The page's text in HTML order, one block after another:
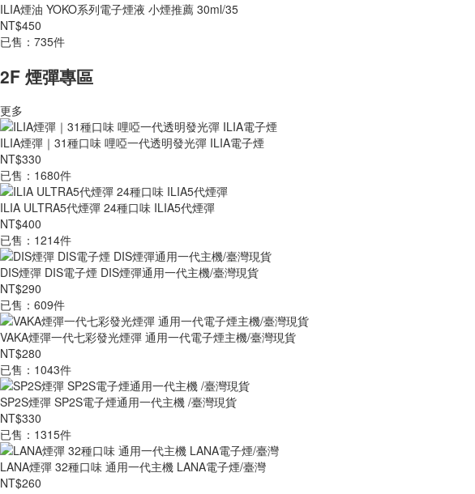
ILIA煙油 YOKO系列電子煙液 小煙推薦 30ml/35
NT$450
已售：735件
2F 煙彈專區
更多
ILIA煙彈｜31種口味 哩啞一代透明發光彈 ILIA電子煙
NT$330
已售：1680件
ILIA ULTRA5代煙彈 24種口味 ILIA5代煙彈
NT$400
已售：1214件
DIS煙彈 DIS電子煙 DIS煙彈通用一代主機/臺灣現貨
NT$290
已售：609件
VAKA煙彈一代七彩發光煙彈 通用一代電子煙主機/臺灣現貨
NT$280
已售：1043件
SP2S煙彈 SP2S電子煙通用一代主機 /臺灣現貨
NT$330
已售：1315件
LANA煙彈 32種口味 通用一代主機 LANA電子煙/臺灣
NT$260